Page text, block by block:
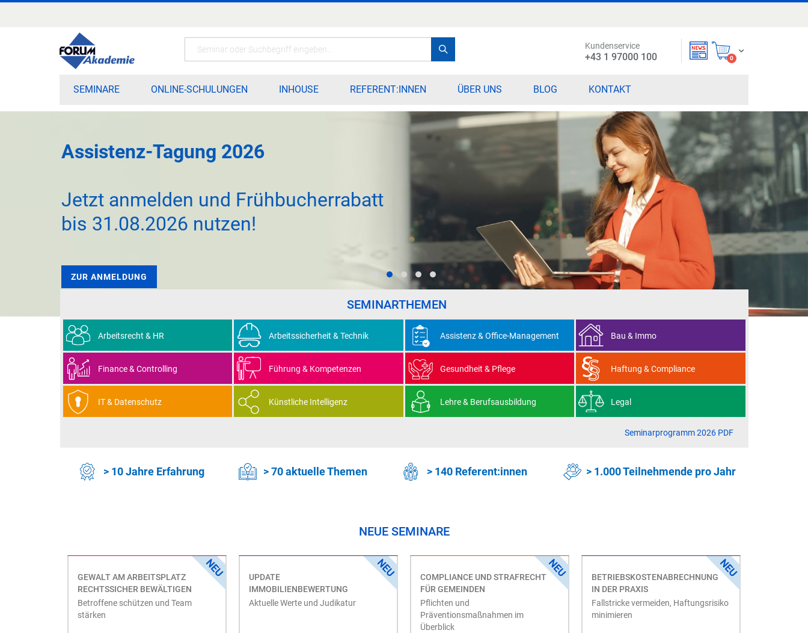
springen
Mein Warenkorb
0items
Kundenservice
+43 1 97000 100
SEMINARE ONLINE-SCHULUNGEN INHOUSE REFERENT:INNEN ÜBER UNS BLOG KONTAKT
SEMINARPROGRAMM 2026
Durchblättern und die passenden Seminare,
Tagungen und Lehrgänge für Sie entdecken!
DIREKT DURCHSTÖBERN
SEMINARTHEMEN
Seminarprogramm 2026 PDF
Arbeitsrecht & HR Arbeitssicherheit & Technik Assistenz & Office-Management Bau & Immo
Finance & Controlling Führung & Kompetenzen Gesundheit & Pflege Haftung & Compliance
IT & Datenschutz Künstliche Intelligenz Lehre & Berufsausbildung Legal
> 10 Jahre Erfahrung > 70 aktuelle Themen > 140 Referent:innen > 1.000 Teilnehmende pro Jahr
NEUE SEMINARE
GEWALT AM ARBEITSPLATZ
RECHTSSICHER BEWÄLTIGEN
Betroffene schützen und Team
stärken
UPDATE
IMMOBILIENBEWERTUNG
Aktuelle Werte und Judikatur
COMPLIANCE UND STRAFRECHT
FÜR GEMEINDEN
Pflichten und
Präventionsmaßnahmen im
Überblick
BETRIEBSKOSTENABRECHNUNG
IN DER PRAXIS
Fallstricke vermeiden, Haftungsrisiko
minimieren